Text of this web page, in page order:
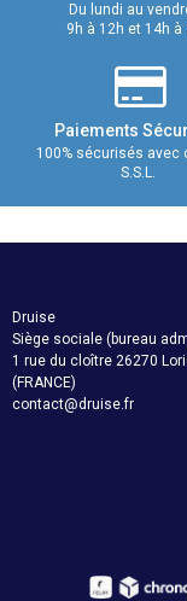
Du lundi au
9h à 12h et 14h à
Paiements
100% sécurisés avec
S.S.L.
Druise
Siège sociale (bureau
1 rue du cloître 26270
(FRANCE)
contact@druise.fr